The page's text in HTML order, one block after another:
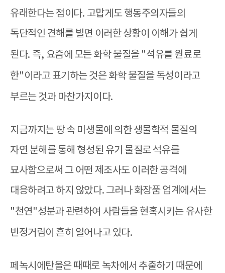
유래한다는 점이다. 고맙게도 행동주의자들의
독단적인 견해를 빌면 이러한 상황이 이해가 쉽게
된다. 즉, 요즘에 모든 화학 물질을 "석유를 원료로
한"이라고 표기하는 것은 화학 물질을 독성이라고
부르는 것과 마찬가지이다.
지금까지는 땅 속 미생물에 의한 생물학적 물질의
자연 분해를 통해 형성된 유기 물질로 석유를
묘사함으로써 그 어떤 제조사도 이러한 공격에
대응하려고 하지 않았다. 그러나 화장품 업계에서는
"천연"성분과 관련하여 사람들을 현혹시키는 유사한
빈정거림이 흔히 일어 나고 있다.
페녹시에탄올은 때때로 녹차에서 추출하기 때문에